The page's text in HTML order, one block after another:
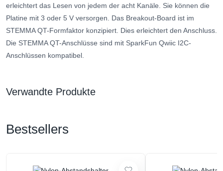
erleichtert das Lesen von jedem der acht Kanäle. Sie können die
Platine mit 3 oder 5 V versorgen. Das Breakout-Board ist im
STEMMA QT-Formfaktor konzipiert. Dies erleichtert den Anschluss.
Die STEMMA QT-Anschlüsse sind mit SparkFun Qwiic I2C-
Anschlüssen kompatibel.
Verwandte Produkte
Bestsellers